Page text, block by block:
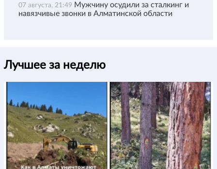
07 августа, 21:49 Мужчину осудили за сталкинг и
навязчивые звонки в Алматинской области
Лучшее за неделю